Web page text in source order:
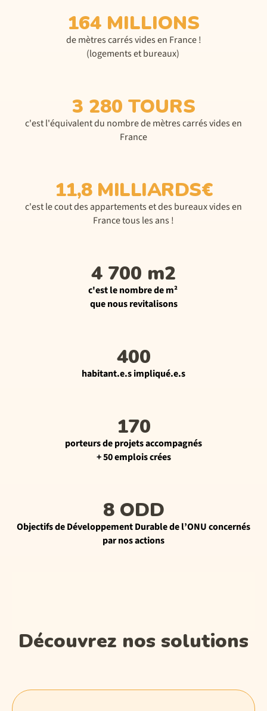
164 MILLIONS
de mètres carrés vides en France !
(logements et bureaux)
3 280 TOURS
c'est l'équivalent du nombre de mètres carrés vides en
France
11,8 MILLIARDS€
c'est le cout des appartements et des bureaux vides en
France tous les ans !
4 700 m2
c'est le nombre de m²
que nous revitalisons
400
habitant.e.s impliqué.e.s
170
porteurs de projets accompagnés
+ 50 emplois crées
8 ODD
Objectifs de Développement Durable de l’ONU concernés
par nos actions
Découvrez nos solutions